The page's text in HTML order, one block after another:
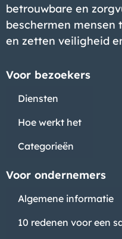
betrouwbare en
beschermen mensen
en zetten veiligheid
Voor bezoekers
Diensten
Hoe werkt het
Categorieën
Voor ondernemers
Algemene informatie
10 redenen voor een